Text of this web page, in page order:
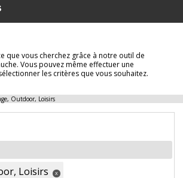
que vous cherchez grâce à notre outil de
Vous pouvez même effectuer une
les critères que vous souhaitez.
Outdoor, Loisirs
Loisirs x